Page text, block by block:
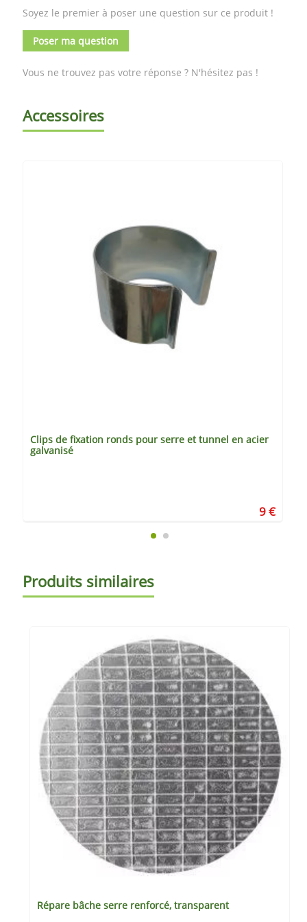
Soyez le premier à poser une question sur ce produit !
Poser ma question
Vous ne trouvez pas votre réponse ? N'hésitez pas !
Accessoires
Clips de fixation ronds pour serre et tunnel en acier
galvanisé
9 €
Produits similaires
Répare bâche serre renforcé, transparent